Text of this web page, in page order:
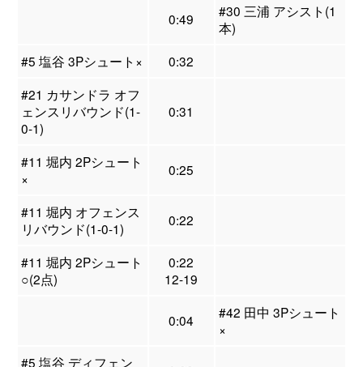
0:49
#30 三浦 アシスト(1
本)
#5 塩谷 3Pシュート×
0:32
#21 カサンドラ オフ
ェンスリバウンド(1-
0-1)
0:31
#11 堀内 2Pシュート
×
0:25
#11 堀内 オフェンス
リバウンド(1-0-1)
0:22
#11 堀内 2Pシュート
○(2点)
0:22
12-19
0:04
#42 田中 3Pシュート
×
#5 塩谷 ディフェン